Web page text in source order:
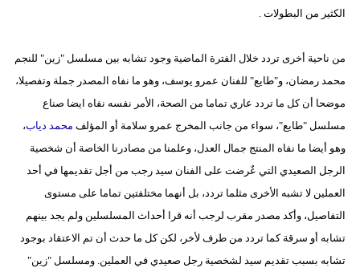
الكثير من البطولات .
من ناحية أخرى تردد خلال الفترة الماضية وجود تشابه بين مسلسل "زين" للنجم
محمد رمضان، و"طايع" للفنان عمرو يوسف، وهو ما نفاه المصدر جملة وتفصيلا،
موضحا أن كل ما تردد عاري تماما من الصحة، الأمر نفسه نفاه ايضا صناع
مسلسل "طايع"، سواء من جانب المخرج عمرو سلامة أو المؤلف محمد دياب،
وهو أيضا ما نفاه المنتج جمال العدل، وعلمنا من مصادرنا الخاصة أن شخصية
الرجل الصعيدي التي عٌرضت على الفنان سيد رجب من أجل تقديمها في أحد
العملين لا تشبه الأخرى مثلما تردد، بل أنهما مختلفتين تماما على مستوى
التفاصيل، وأكد مصدر مقرب لرجب أنه قرا أحداث المسلسلين ولم يجد بينهم
تشابه أو سرقة كما تردد من طرف لأخر، لكن كل ما حدث أن تم الاعتقاد بوجود
تشابه بسبب تقديم سيد لشخصية رجل صعيدي في العملين. ومسلسل "زين"